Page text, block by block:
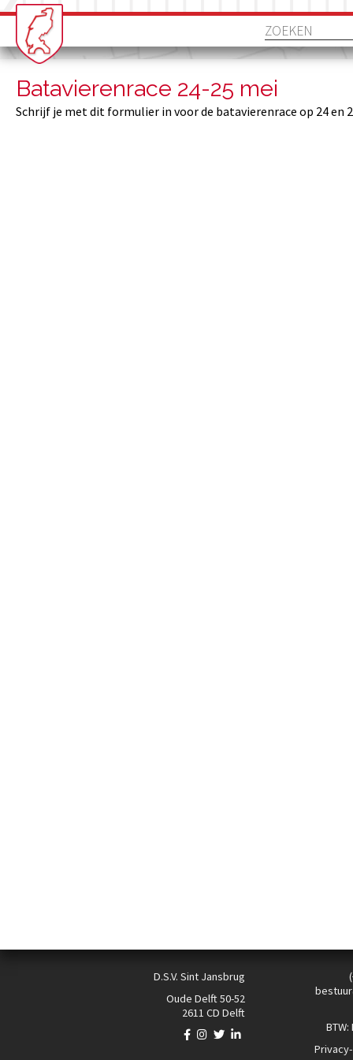
Batavierenrace 24-25 mei
Schrijf je met dit formulier in voor de batavierenrace op 24 en
D.S.V. Sint Jansbrug
Oude Delft 50-52
2611 CD Delft